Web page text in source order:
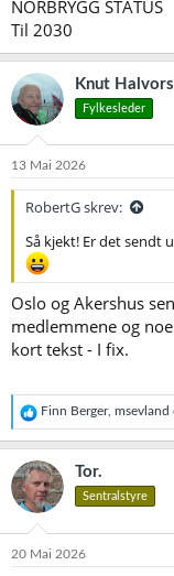
NORBRYGG STATUS
Til 2030
Knut
Fylkesleder
13 Mai 2026
RobertG skrev:
Så kjekt! Er det sendt
Oslo og Akershus
medlemmene og
kort tekst - I fix.
R
e
a
k
s
j
o
e
Finn Berger, msevland
Tor.
Sentralstyre
20 Mai 2026